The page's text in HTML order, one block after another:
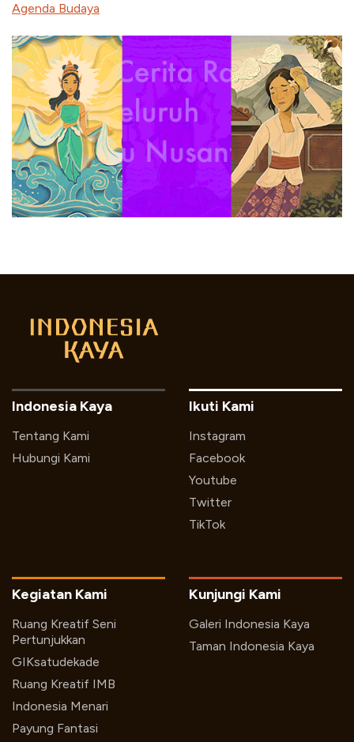
Agenda Budaya
Indonesia Kaya
Tentang Kami
Hubungi Kami
Ikuti Kami
Instagram
Facebook
Youtube
Twitter
TikTok
Kegiatan Kami
Ruang Kreatif Seni
Pertunjukkan
GIKsatudekade
Ruang Kreatif IMB
Indonesia Menari
Payung Fantasi
Kunjungi Kami
Galeri Indonesia Kaya
Taman Indonesia Kaya